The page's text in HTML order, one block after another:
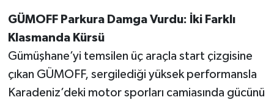
GÜMOFF Parkura Damga Vurdu: İki Farklı
Klasmanda Kürsü
Gümüşhane’yi temsilen üç araçla start çizgisine
çıkan GÜMOFF, sergilediği yüksek performansla
Karadeniz’deki motor sporları camiasında gücünü